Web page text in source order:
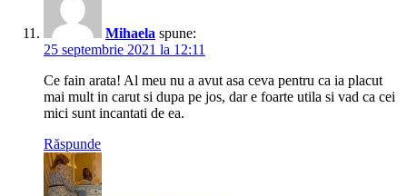
Mihaela spune:
25 septembrie 2021 la 12:11
Ce fain arata! Al meu nu a avut asa ceva pentru ca ia placut
mai mult in carut si dupa pe jos, dar e foarte utila si vad ca cei
mici sunt incantati de ea.
Răspunde